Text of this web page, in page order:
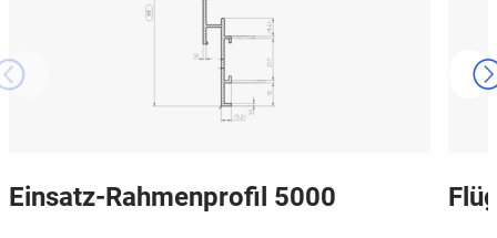
Einsatz-Rahmenprofil 5000